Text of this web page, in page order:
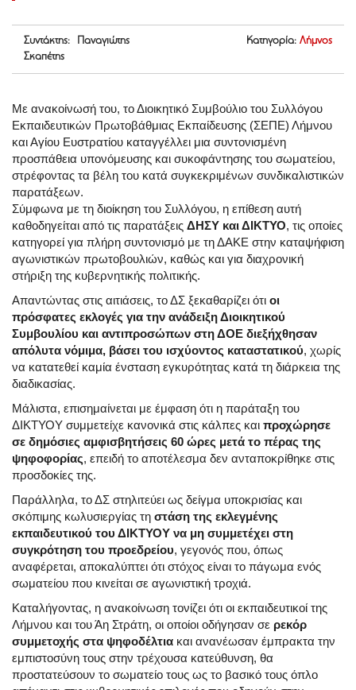
Συντάκτης: Παναγιώτης
Σκαπέτης
Κατηγορία: Λήμνος
Με ανακοίνωσή του, το Διοικητικό Συμβούλιο του Συλλόγου
Εκπαιδευτικών Πρωτοβάθμιας Εκπαίδευσης (ΣΕΠΕ) Λήμνου
και Αγίου Ευστρατίου καταγγέλλει μια συντονισμένη
προσπάθεια υπονόμευσης και συκοφάντησης του σωματείου,
στρέφοντας τα βέλη του κατά συγκεκριμένων συνδικαλιστικών
παρατάξεων.
Σύμφωνα με τη διοίκηση του Συλλόγου, η επίθεση αυτή
καθοδηγείται από τις παρατάξεις ΔΗΣΥ και ΔΙΚΤΥΟ, τις οποίες
κατηγορεί για πλήρη συντονισμό με τη ΔΑΚΕ στην καταψήφιση
αγωνιστικών πρωτοβουλιών, καθώς και για διαχρονική
στήριξη της κυβερνητικής πολιτικής.
Απαντώντας στις αιτιάσεις, το ΔΣ ξεκαθαρίζει ότι οι
πρόσφατες εκλογές για την ανάδειξη Διοικητικού
Συμβουλίου και αντιπροσώπων στη ΔΟΕ διεξήχθησαν
απόλυτα νόμιμα, βάσει του ισχύοντος καταστατικού, χωρίς
να κατατεθεί καμία ένσταση εγκυρότητας κατά τη διάρκεια της
διαδικασίας.
Μάλιστα, επισημαίνεται με έμφαση ότι η παράταξη του
ΔΙΚΤΥΟΥ συμμετείχε κανονικά στις κάλπες και προχώρησε
σε δημόσιες αμφισβητήσεις 60 ώρες μετά το πέρας της
ψηφοφορίας, επειδή το αποτέλεσμα δεν ανταποκρίθηκε στις
προσδοκίες της.
Παράλληλα, το ΔΣ στηλιτεύει ως δείγμα υποκρισίας και
σκόπιμης κωλυσιεργίας τη στάση της εκλεγμένης
εκπαιδευτικού του ΔΙΚΤΥΟΥ να μη συμμετέχει στη
συγκρότηση του προεδρείου, γεγονός που, όπως
αναφέρεται, αποκαλύπτει ότι στόχος είναι το πάγωμα ενός
σωματείου που κινείται σε αγωνιστική τροχιά.
Καταλήγοντας, η ανακοίνωση τονίζει ότι οι εκπαιδευτικοί της
Λήμνου και του Άη Στράτη, οι οποίοι οδήγησαν σε ρεκόρ
συμμετοχής στα ψηφοδέλτια και ανανέωσαν έμπρακτα την
εμπιστοσύνη τους στην τρέχουσα κατεύθυνση, θα
προστατεύσουν το σωματείο τους ως το βασικό τους όπλο